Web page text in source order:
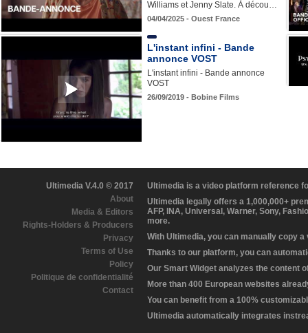
Williams et Jenny Slate. À décou…
04/04/2025 - Ouest France
L'instant infini - Bande
annonce VOST
L'instant infini - Bande annonce
VOST
26/09/2019 - Bobine Films
Ultimedia V.4.0 © 2017
About
Media & Editors
Rights-Holders & Producers
Privacy
Terms of Use
Policy
Politique de confidentialité
Contact
Ultimedia is a video platform reference
Ultimedia legally offers a 1,000,000+
AFP, INA, Universal, Warner, Sony,
more.
With Ultimedia, you can manually copy
Thanks to our platform, you can
Our Smart Widget analyzes the content
More than 400 European websites
You can benefit from a 100%
Ultimedia automatically integrates